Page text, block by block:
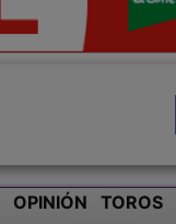
OPINIÓN TOROS